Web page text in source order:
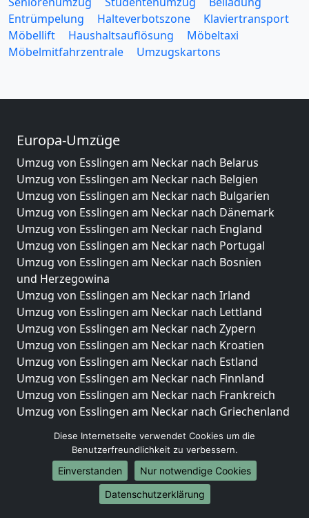
Entrümpelung
Halteverbotszone
Klaviertransport
Möbellift
Haushaltsauflösung
Möbeltaxi
Möbelmitfahrzentrale
Umzugskartons
Europa-Umzüge
Umzug von Esslingen am Neckar nach Belarus
Umzug von Esslingen am Neckar nach Belgien
Umzug von Esslingen am Neckar nach Bulgarien
Umzug von Esslingen am Neckar nach Dänemark
Umzug von Esslingen am Neckar nach England
Umzug von Esslingen am Neckar nach Portugal
Umzug von Esslingen am Neckar nach Bosnien
und Herzegowina
Umzug von Esslingen am Neckar nach Irland
Umzug von Esslingen am Neckar nach Lettland
Umzug von Esslingen am Neckar nach Zypern
Umzug von Esslingen am Neckar nach Kroatien
Umzug von Esslingen am Neckar nach Estland
Umzug von Esslingen am Neckar nach Finnland
Umzug von Esslingen am Neckar nach Frankreich
Umzug von Esslingen am Neckar nach Griechenland
Umzug von Esslingen am Neckar nach Liechtenstein
Umzug von Esslingen am Neckar nach Luxemburg
Umzug von Esslingen am Neckar nach Niederlande
Umzug von Esslingen am Neckar nach Norwegen
Diese Internetseite verwendet Cookies um die
Benutzerfreundlichkeit zu verbessern.
Einverstanden
Nur notwendige Cookies
Datenschutzerklärung